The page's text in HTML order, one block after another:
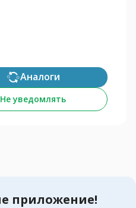
Аналоги
Не уведомлять
приложение!